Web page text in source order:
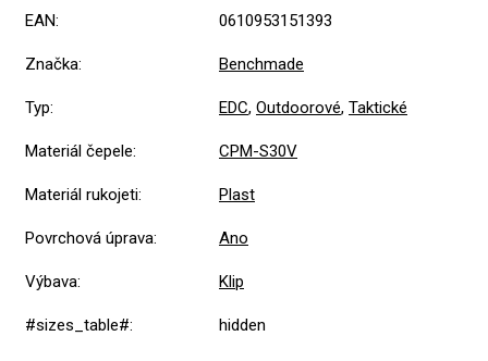
EAN: 0610953151393
Značka: Benchmade
Typ: EDC, Outdoorové, Taktické
Materiál čepele: CPM-S30V
Materiál rukojeti: Plast
Povrchová úprava: Ano
Výbava: Klip
#sizes_table#: hidden